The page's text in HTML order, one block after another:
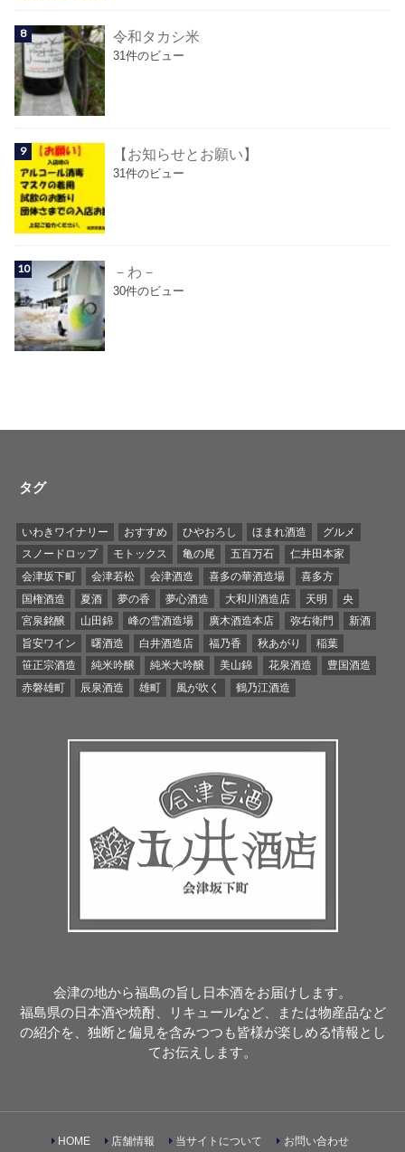
令和タカシ米
31件のビュー
【お知らせとお願い】
31件のビュー
－わ－
30件のビュー
タグ
いわきワイナリー おすすめ ひやおろし ほまれ酒造
グルメ
スノードロップ
モトックス 亀の尾 五百万石
仁井田本家
会津坂下町
会津若松 会津酒造 喜多の華酒造場
喜多方
国権酒造
夏酒 夢の香 夢心酒造 大和川酒造店 天明
央
宮泉銘醸
山田錦 峰の雪酒造場 廣木酒造本店 弥右衛門
新酒
旨安ワイン
曙酒造 白井酒造店 福乃香 秋あがり
稲葉
笹正宗酒造
純米吟醸 純米大吟醸 美山錦 花泉酒造
豊国酒造
赤磐雄町
辰泉酒造 雄町 風が吹く 鶴乃江酒造
会津の地から福島の旨し日本酒をお届けします。
福島県の日本酒や焼酎、リキュールなど、または物産品など
の紹介を、独断と偏見を含みつつも皆様が楽しめる情報とし
てお伝えします。
HOME 店舗情報 当サイトについて お問い合わせ